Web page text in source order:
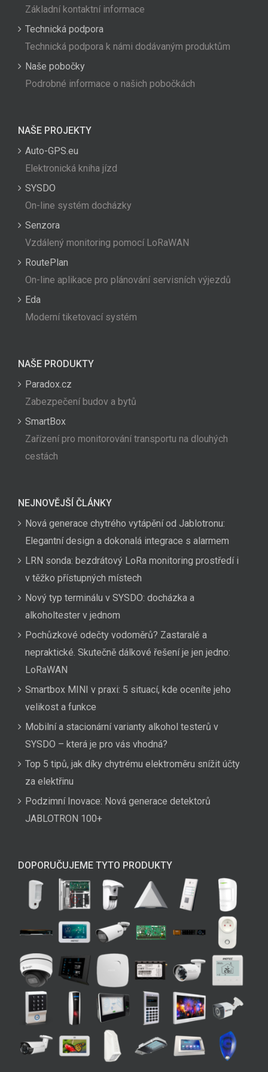
Základní kontaktní informace
Technická podpora
Technická podpora k námi dodávaným produktům
Naše pobočky
Podrobné informace o našich pobočkách
NAŠE PROJEKTY
Auto-GPS.eu
Elektronická kniha jízd
SYSDO
On-line systém docházky
Senzora
Vzdálený monitoring pomocí LoRaWAN
RoutePlan
On-line aplikace pro plánování servisních výjezdů
Eda
Moderní tiketovací systém
NAŠE PRODUKTY
Paradox.cz
Zabezpečení budov a bytů
SmartBox
Zařízení pro monitorování transportu na dlouhých
cestách
NEJNOVĚJŠÍ ČLÁNKY
Nová generace chytrého vytápění od Jablotronu:
Elegantní design a dokonalá integrace s alarmem
LRN sonda: bezdrátový LoRa monitoring prostředí i
v těžko přístupných místech
Nový typ terminálu v SYSDO: docházka a
alkoholtester v jednom
Pochůzkové odečty vodoměrů? Zastaralé a
nepraktické. Skutečně dálkové řešení je jen jedno:
LoRaWAN
Smartbox MINI v praxi: 5 situací, kde oceníte jeho
velikost a funkce
Mobilní a stacionární varianty alkohol testerů v
SYSDO – která je pro vás vhodná?
Top 5 tipů, jak díky chytrému elektroměru snížit účty
za elektřinu
Podzimní Inovace: Nová generace detektorů
JABLOTRON 100+
DOPORUČUJEME TYTO PRODUKTY